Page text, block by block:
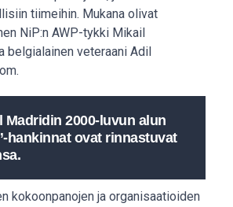
tiimeihin. Mukana olivat
NiP:n AWP-tykki Mikail
belgialainen veteraani Adil
Madridin 2000-luvun alun
hankinnat ovat rinnastuvat
kokoonpanojen ja organisaatioiden